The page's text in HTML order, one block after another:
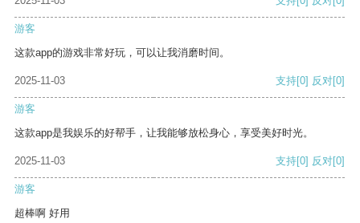
游客
这款app的游戏非常好玩，可以让我消磨时间。
2025-11-03 支持[0] 反对[0]
游客
这款app是我娱乐的好帮手，让我能够放松身心，享受美好时光。
2025-11-03 支持[0] 反对[0]
游客
超棒啊 好用